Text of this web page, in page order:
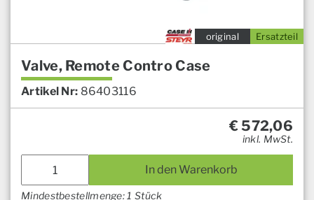
Ersatzteil
original
Valve, Remote Contro Case
Artikel Nr: 86403116
€572,06
inkl. MwSt.
In den Warenkorb
Mindestbestellmenge: 1 Stück